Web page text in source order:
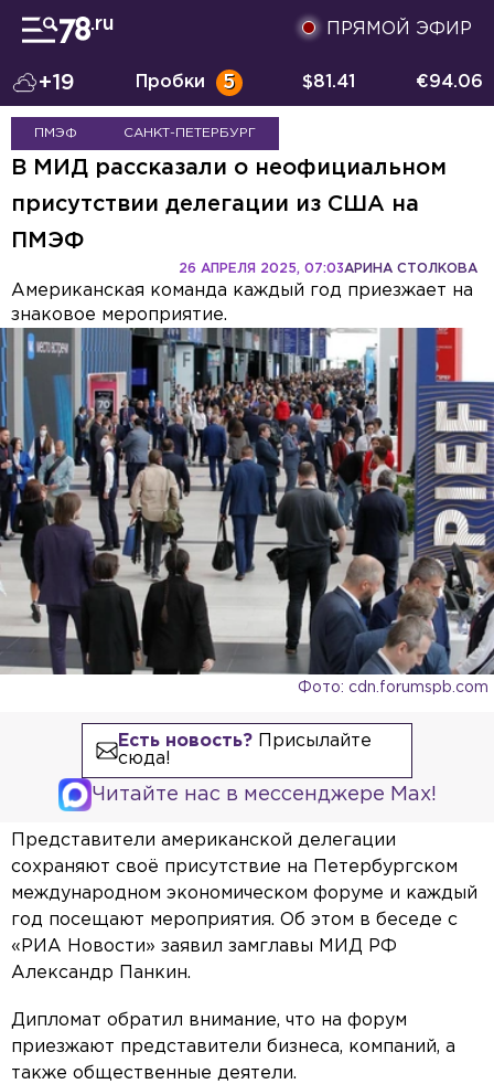
ПРЯМОЙ ЭФИР
+19 Пробки 5 $81.41 €94.06
ПМЭФ САНКТ-ПЕТЕРБУРГ
В МИД рассказали о неофициальном
присутствии делегации из США на
ПМЭФ
АРИНА СТОЛКОВА
26 АПРЕЛЯ 2025, 07:03
Американская команда каждый год приезжает на
знаковое мероприятие.
Фото: cdn.forumspb.com
Есть новость?Присылайте
сюда!
Читайте нас в мессенджере Max!
Представители американской делегации
сохраняют своё присутствие на Петербургском
международном экономическом форуме и каждый
год посещают мероприятия. Об этом в беседе с
«РИА Новости» заявил замглавы МИД РФ
Александр Панкин.
Дипломат обратил внимание, что на форум
приезжают представители бизнеса, компаний, а
также общественные деятели.